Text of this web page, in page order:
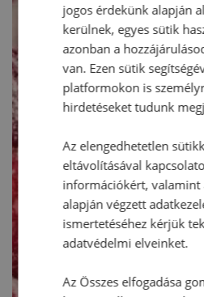
jogos érdekünk alapján
kerülnek, egyes sütik
azonban a
van. Ezen sütik
platformokon is
hirdetéseket tudunk
Az elengedhetetlen
eltávolításával
információkért, valamint
alapján végzett
ismertetéséhez kérjük
adatvédelmi elveinket.
Az Összes elfogadása